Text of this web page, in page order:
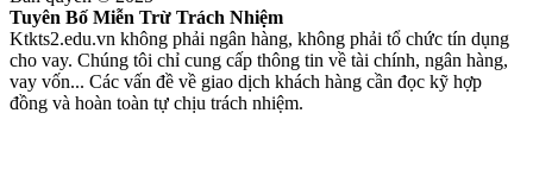
Tuyên Bố Miễn Trừ Trách Nhiệm
Ktkts2.edu.vn không phải ngân hàng, không phải tổ chức tín dụng
cho vay. Chúng tôi chỉ cung cấp thông tin về tài chính, ngân hàng,
vay vốn... Các vấn đề về giao dịch khách hàng cần đọc kỹ hợp
đồng và hoàn toàn tự chịu trách nhiệm.